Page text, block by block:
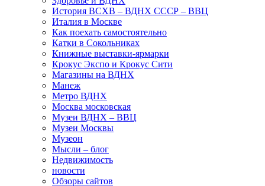
История ВСХВ – ВДНХ СССР – ВВЦ
Италия в Москве
Как поехать самостоятельно
Катки в Сокольниках
Книжные выставки-ярмарки
Крокус Экспо и Крокус Сити
Магазины на ВДНХ
Манеж
Метро ВДНХ
Москва московская
Музеи ВДНХ – ВВЦ
Музеи Москвы
Музеон
Мысли – блог
Недвижимость
новости
Обзоры сайтов